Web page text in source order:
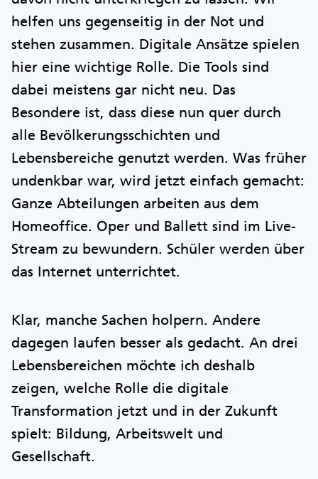
helfen uns gegenseitig in der Not und
stehen zusammen. Digitale Ansätze spielen
hier eine wichtige Rolle. Die Tools sind
dabei meistens gar nicht neu. Das
Besondere ist, dass diese nun quer durch
alle Bevölkerungsschichten und
Lebensbereiche genutzt werden. Was früher
undenkbar war, wird jetzt einfach gemacht:
Ganze Abteilungen arbeiten aus dem
Homeoffice. Oper und Ballett sind im Live-
Stream zu bewundern. Schüler werden über
das Internet unterrichtet.
Klar, manche Sachen holpern. Andere
dagegen laufen besser als gedacht. An drei
Lebensbereichen möchte ich deshalb
zeigen, welche Rolle die digitale
Transformation jetzt und in der Zukunft
spielt: Bildung, Arbeitswelt und
Gesellschaft.